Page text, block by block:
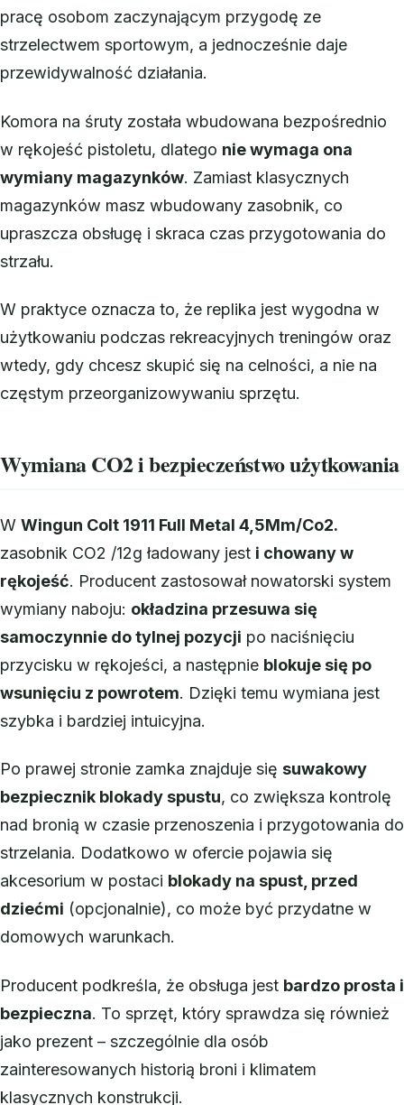
pracę osobom zaczynającym przygodę ze
strzelectwem sportowym, a jednocześnie daje
przewidywalność działania.
Komora na śruty została wbudowana bezpośrednio
w rękojeść pistoletu, dlatego nie wymaga ona
wymiany magazynków. Zamiast klasycznych
magazynków masz wbudowany zasobnik, co
upraszcza obsługę i skraca czas przygotowania do
strzału.
W praktyce oznacza to, że replika jest wygodna w
użytkowaniu podczas rekreacyjnych treningów oraz
wtedy, gdy chcesz skupić się na celności, a nie na
częstym przeorganizowywaniu sprzętu.
Wymiana CO2 i bezpieczeństwo użytkowania
W Wingun Colt 1911 Full Metal 4,5Mm/Co2.
zasobnik CO2 /12g ładowany jest i chowany w
rękojeść. Producent zastosował nowatorski system
wymiany naboju: okładzina przesuwa się
samoczynnie do tylnej pozycji po naciśnięciu
przycisku w rękojeści, a następnie blokuje się po
wsunięciu z powrotem. Dzięki temu wymiana jest
szybka i bardziej intuicyjna.
Po prawej stronie zamka znajduje się suwakowy
bezpiecznik blokady spustu, co zwiększa kontrolę
nad bronią w czasie przenoszenia i przygotowania do
strzelania. Dodatkowo w ofercie pojawia się
akcesorium w postaci blokady na spust, przed
dziećmi (opcjonalnie), co może być przydatne w
domowych warunkach.
Producent podkreśla, że obsługa jest bardzo prosta i
bezpieczna. To sprzęt, który sprawdza się również
jako prezent – szczególnie dla osób
zainteresowanych historią broni i klimatem
klasycznych konstrukcji.